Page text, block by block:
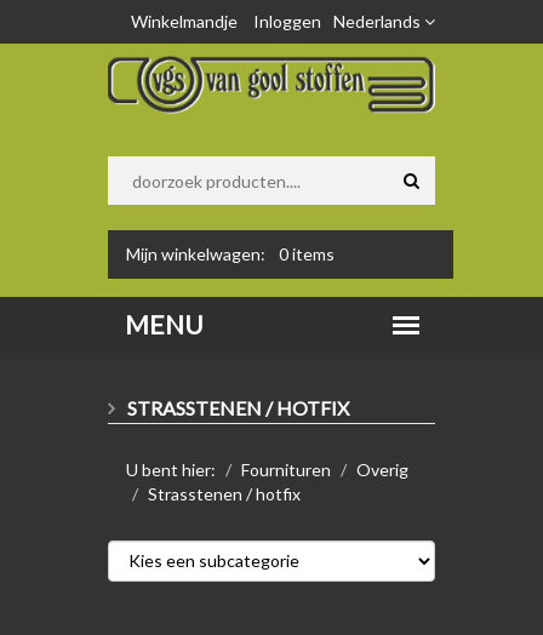
Nederlands
Winkelmandje Inloggen
Mijn winkelwagen: 0items
STRASSTENEN / HOTFIX
U bent hier: Fournituren
Overig
Strasstenen / hotfix